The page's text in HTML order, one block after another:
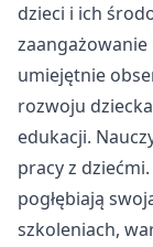
dzieci i ich
zaangażowanie
umiejętnie
rozwoju
edukacji.
pracy z
pogłębiają
szkoleniach,